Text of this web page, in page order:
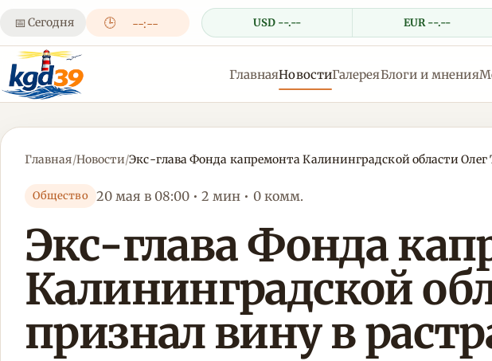
📅 Сегодня 🕒 --:-- USD --.-- EUR --.--
ГлавнаяНовостиГалереяБлоги и мнения
Главная/Новости/Экс-глава Фонда капремонта Калининградской области
Общество 20 мая в 08:00 • 2 мин • 0 комм.
Экс-глава Фонда
Калининградской
признал вину в